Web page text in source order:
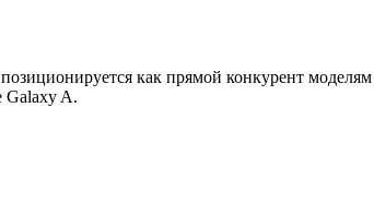
как прямой конкурент
Galaxy A.